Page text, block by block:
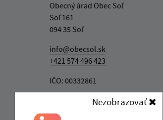
Nezobrazovať
Obecný úrad Obec Soľ
Soľ 161
094 35 Soľ
info@obecsol.sk
+421 574 496 423
IČO: 00332861